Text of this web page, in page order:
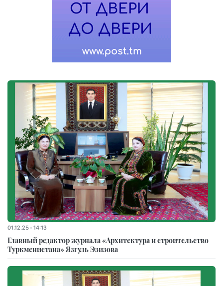
01.12.25 - 14:13
Главный редактор журнала «Архитектура и строительство
Туркменистана» Язгуль Эзизова